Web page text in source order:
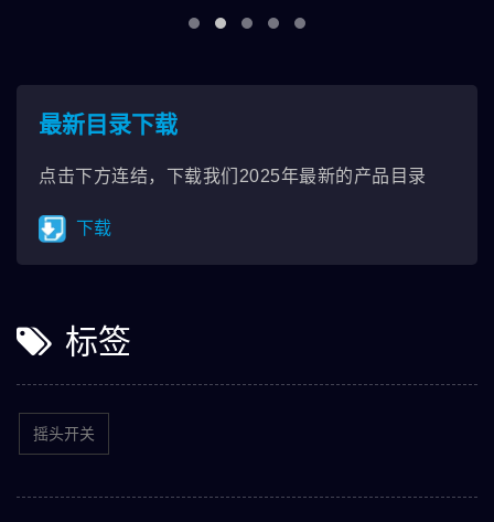
最新目录下载
点击下方连结，下载我们2025年最新的产品目录
下载
标签
摇头开关